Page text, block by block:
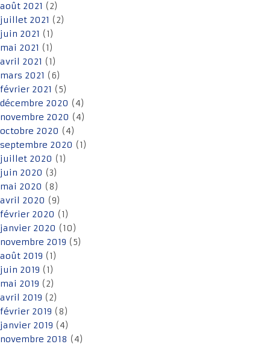
août 2021 (2)
juillet 2021 (2)
juin 2021 (1)
mai 2021 (1)
avril 2021 (1)
mars 2021 (6)
février 2021 (5)
décembre 2020 (4)
novembre 2020 (4)
octobre 2020 (4)
septembre 2020 (1)
juillet 2020 (1)
juin 2020 (3)
mai 2020 (8)
avril 2020 (9)
février 2020 (1)
janvier 2020 (10)
novembre 2019 (5)
août 2019 (1)
juin 2019 (1)
mai 2019 (2)
avril 2019 (2)
février 2019 (8)
janvier 2019 (4)
novembre 2018 (4)